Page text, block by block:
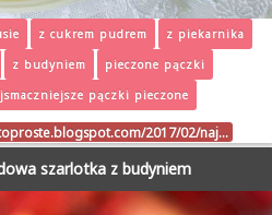
z cukrem pudrem
z piekarnika
z budyniem
pieczone pączki
pączki pieczone
2017/02/naj…
szarlotka z budyniem